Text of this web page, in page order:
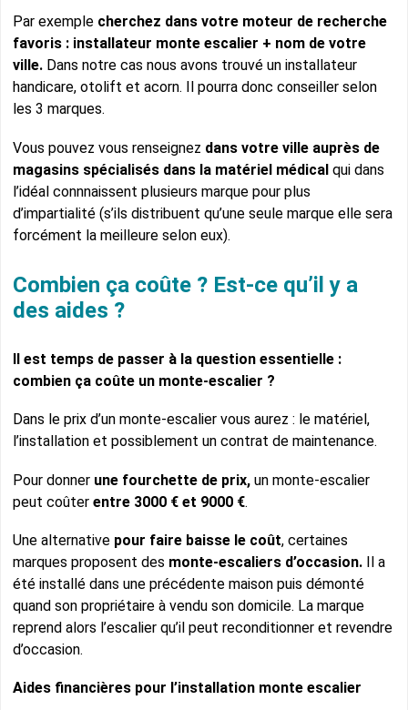
Par exemple cherchez dans votre moteur de recherche
favoris : installateur monte escalier + nom de votre
ville. Dans notre cas nous avons trouvé un installateur
handicare, otolift et acorn. Il pourra donc conseiller selon
les 3 marques.
Vous pouvez vous renseignez dans votre ville auprès de
magasins spécialisés dans la matériel médical qui dans
l’idéal connnaissent plusieurs marque pour plus
d’impartialité (s’ils distribuent qu’une seule marque elle sera
forcément la meilleure selon eux).
Combien ça coûte ? Est-ce qu’il y a
des aides ?
Il est temps de passer à la question essentielle :
combien ça coûte un monte-escalier ?
Dans le prix d’un monte-escalier vous aurez : le matériel,
l’installation et possiblement un contrat de maintenance.
Pour donner une fourchette de prix, un monte-escalier
peut coûterentre 3000 € et 9000 €.
Une alternative pour faire baisse le coût, certaines
marques proposent des monte-escaliers d’occasion. Il a
été installé dans une précédente maison puis démonté
quand son propriétaire à vendu son domicile. La marque
reprend alors l’escalier qu’il peut reconditionner et revendre
d’occasion.
Aides financières pour l’installation monte escalier